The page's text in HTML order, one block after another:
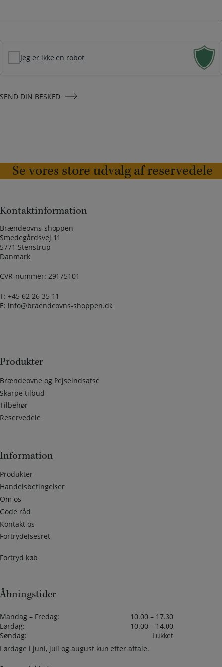
*
Jeg er ikke en robot
SEND DIN BESKED
Se vores store udvalg af reservedele
Kontaktinformation
Brændeovns-shoppen
Smedegårdsvej 11
5771 Stenstrup
Danmark
CVR-nummer: 29175101
T: +45 62 26 35 11
E: info@braendeovns-shoppen.dk
Produkter
Brændeovne og Pejseindsatse
Skarpe tilbud
Tilbehør
Reservedele
Information
Produkter
Handelsbetingelser
Om os
Gode råd
Kontakt os
Fortrydelsesret
Fortryd køb
Åbningstider
Mandag – Fredag:
10.00 – 17.30
Lørdag:
10.00 – 14.00
Søndag:
Lukket
Lørdage i juni, juli og august kun efter aftale.